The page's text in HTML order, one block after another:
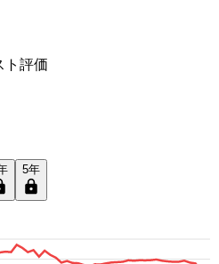
ト評価
5年